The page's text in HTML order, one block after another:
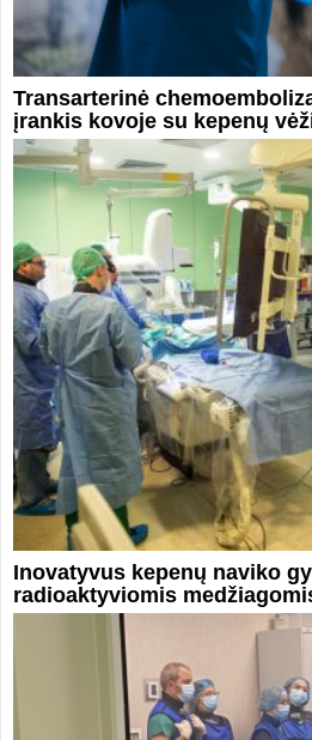
Transarterinė
įrankis kovoje su kepenų
Inovatyvus kepenų naviko
radioaktyviomis